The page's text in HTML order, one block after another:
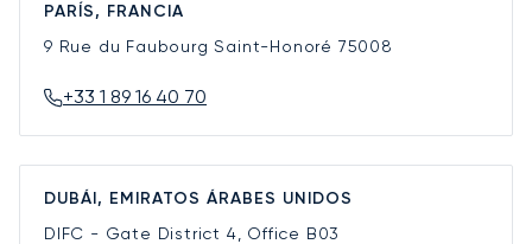
PARÍS, FRANCIA
9 Rue du Faubourg Saint-Honoré 75008
+33 1 89 16 40 70
DUBÁI, EMIRATOS ÁRABES UNIDOS
DIFC - Gate District 4, Office B03